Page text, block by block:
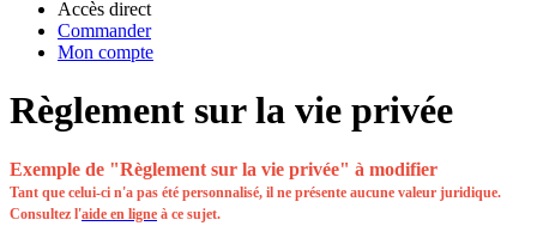
Accès direct
Commander
Mon compte
Règlement sur la vie privée
Exemple de "Règlement sur la vie privée" à modifier
Tant que celui-ci n'a pas été personnalisé, il ne présente aucune valeur juridique.
Consultez l'aide en ligne à ce sujet.